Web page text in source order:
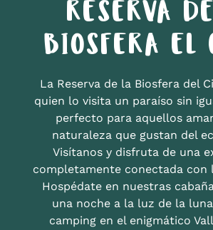
RESERVA
BIOSFERA EL
La Reserva de la Biosfera del
quien lo visita un paraíso sin
perfecto para aquellos
naturaleza que gustan del
Visítanos y disfruta de una
completamente conectada con
Hospédate en nuestras
una noche a la luz de la
camping en el enigmático